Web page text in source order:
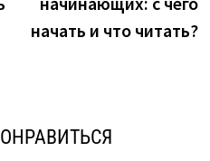
начать и что читать?